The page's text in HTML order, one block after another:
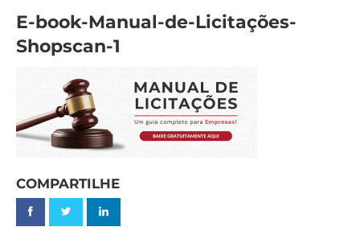
E-book-Manual-de-Licitações-
Shopscan-1
COMPARTILHE